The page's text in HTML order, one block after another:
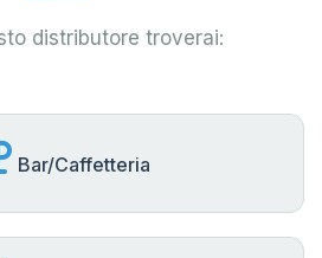
distributore troverai:
Bar/Caffetteria